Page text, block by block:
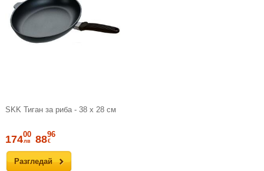
SKK Тиган за риба - 38 х 28 см
Разгледай
17400
лв 8896
€